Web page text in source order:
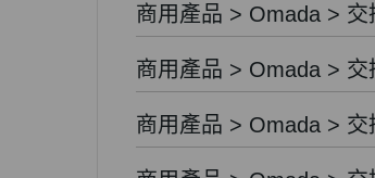
商用產品 > Omada >
商用產品 > Omada >
商用產品 > Omada >